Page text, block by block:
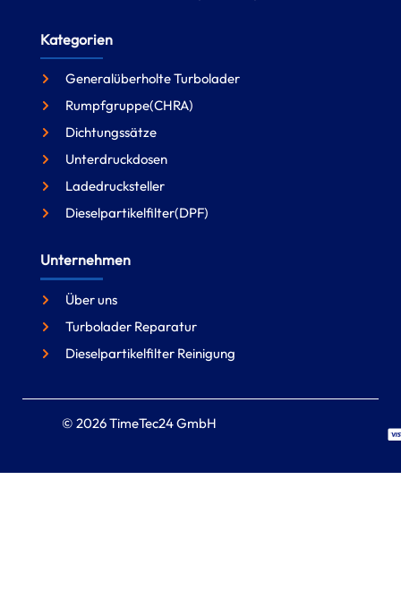
Kategorien
Generalüberholte Turbolader
Rumpfgruppe(CHRA)
Dichtungssätze
Unterdruckdosen
Ladedrucksteller
Dieselpartikelfilter(DPF)
Unternehmen
Über uns
Turbolader Reparatur
Dieselpartikelfilter Reinigung
© 2026 TimeTec24 GmbH